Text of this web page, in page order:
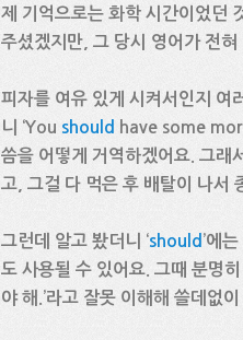
제 기억으로는 화학 시간이었던
주셨겠지만, 그 당시 영어가 전
피자를 여유 있게 시켜서인지 여
니 ‘You should have some
씀을 어떻게 거역하겠어요. 그래
고, 그걸 다 먹은 후 배탈이 나서
그런데 알고 봤더니 ‘should ’에
도 사용될 수 있어요. 그때 분명히
야 해.’라고 잘못 이해해 쓸데없